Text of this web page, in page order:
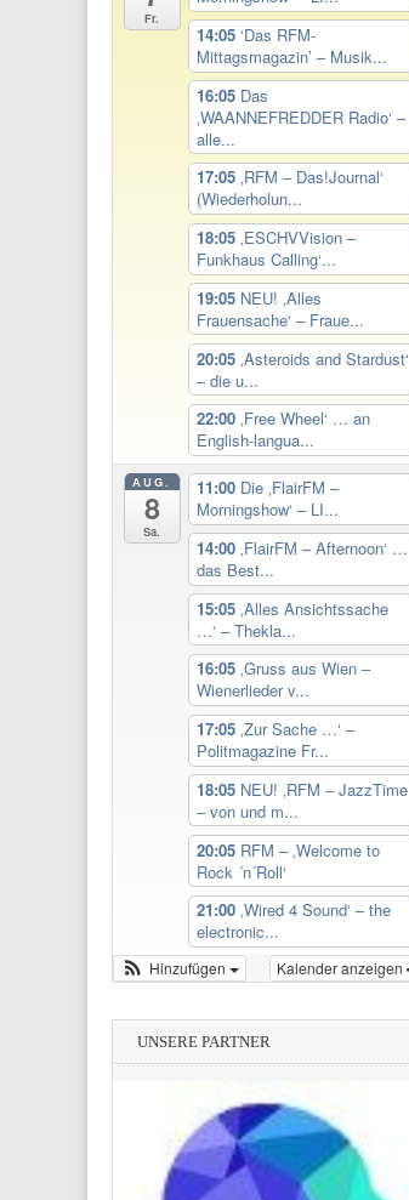
Fr.
14:05 ‘Das RFM-
Mittagsmagazin’ – Musik...
16:05 Das
‚WAANNEFREDDER Radio‘ –
alle...
17:05 ‚RFM – Das!Journal‘
(Wiederholun...
18:05 ‚ESCHVVision –
Funkhaus Calling‘...
19:05 NEU! ‚Alles
Frauensache‘ – Fraue...
20:05 ‚Asteroids and Stardust‘
– die u...
22:00 ‚Free Wheel‘ … an
English-langua...
AUG.
8
Sa.
11:00 Die ‚FlairFM –
Morningshow‘ – LI...
14:00 ‚FlairFM – Afternoon‘ …
das Best...
15:05 ‚Alles Ansichtssache
…‘ – Thekla...
16:05 ‚Gruss aus Wien –
Wienerlieder v...
17:05 ‚Zur Sache …‘ –
Politmagazine Fr...
18:05 NEU! ‚RFM – JazzTime
– von und m...
20:05 RFM – ‚Welcome to
Rock ´n´Roll‘
21:00 ‚Wired 4 Sound‘ – the
electronic...
Kalender anzeigen
Hinzufügen
UNSERE PARTNER